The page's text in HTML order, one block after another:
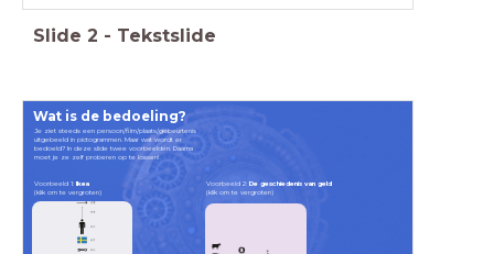
Slide 2 - Tekstslide
Wat is de bedoeling?
Je ziet steeds een persoon/film/plaats/gebeurtenis
uitgebeeld in pictogrammen. Maar wat wordt er
bedoeld? In deze slide twee voorbeelden. Daarna
moet je ze zelf proberen op te lossen!
Voorbeeld 1: Ikea
(klik om te vergroten)
Voorbeeld 2:De geschiedenis van geld
(klik om te vergroten)